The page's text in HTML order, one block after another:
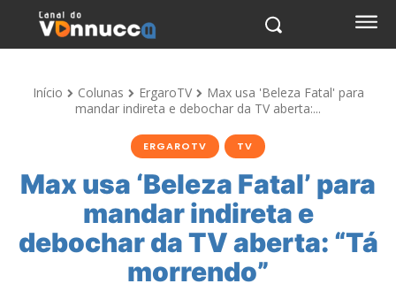
Início Colunas ErgaroTV
Max usa 'Beleza Fatal' para
mandar indireta e debochar da TV aberta:...
ERGAROTV TV
Max usa ‘Beleza Fatal’ para
mandar indireta e
debochar da TV aberta: “Tá
morrendo”